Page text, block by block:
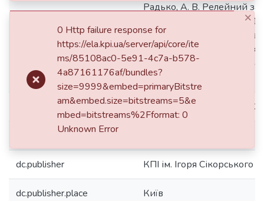
dc.identifier.citation
Радько, А. В. Релейний
електричної підстанції
дипломний проект ...
Електроенергетика,
електромеханіка /
Вікторович. – Київ, 2025. –
dc.identifier.uri https://ela.kpi.ua/handle/
dc.language.iso
dc.publisher КПІ ім. Ігоря Сікорського
dc.publisher.place Київ
×
0 Http failure response for
https://ela.kpi.ua/server/api/core/ite
ms/85108ac0-5e91-4c7a-b578-
4a87161176af/bundles?
size=9999&embed=primaryBitstre
am&embed.size=bitstreams=5&e
mbed=bitstreams%2Fformat: 0
Unknown Error